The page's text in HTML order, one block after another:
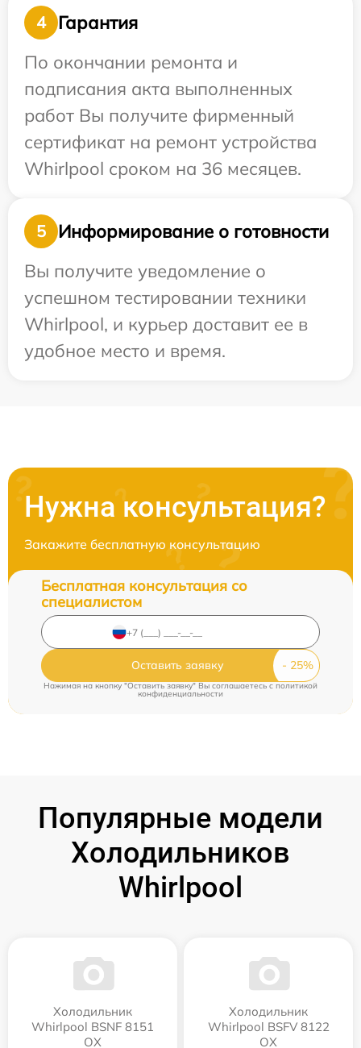
4
Гарантия
По окончании ремонта и
подписания акта выполненных
работ Вы получите фирменный
сертификат на ремонт устройства
Whirlpool сроком на 36 месяцев.
5
Информирование о готовности
Вы получите уведомление о
успешном тестировании техники
Whirlpool, и курьер доставит ее в
удобное место и время.
Нужна консультация?
Закажите бесплатную консультацию
Бесплатная консультация со
специалистом
Оставить заявку
Нажимая на кнопку "Оставить заявку" Вы соглашаетесь c политикой
конфиденциальности
Популярные модели
Холодильников
Whirlpool
Холодильник
Whirlpool BSNF 8151
OX
Холодильник
Whirlpool BSFV 8122
OX